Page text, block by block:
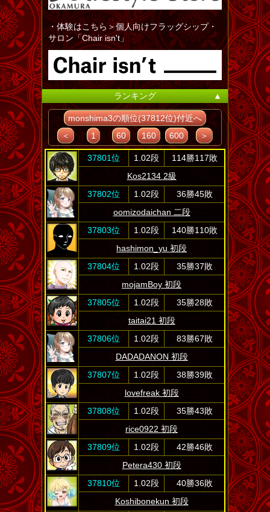
・体験はこちら＞個人向けフラッグシップ・
サロン「Chair isn't」
ランキング ▲
monshima3の順位(37812位)付近へ
＜
1 60 160 600 ＞
37801位 1.02段
114勝117敗
Kos2134 2級
37802位
1.02段
36勝45敗
oomizodaichan 二段
37803位
1.02段
140勝110敗
hashimon_yu 初段
37804位
1.02段
35勝37敗
mojamBoy 初段
37805位
1.02段
35勝28敗
taitai21 初段
37806位
1.02段
83勝67敗
DADADANON 初段
37807位
1.02段
38勝39敗
lovefreak 初段
37808位
1.02段
35勝43敗
rice0922 初段
37809位
1.02段
42勝46敗
Petera430 初段
37810位
1.02段
40勝36敗
Koshibonekun 初段